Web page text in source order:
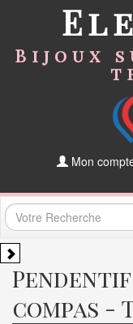
Bijoux
Mon
compas -